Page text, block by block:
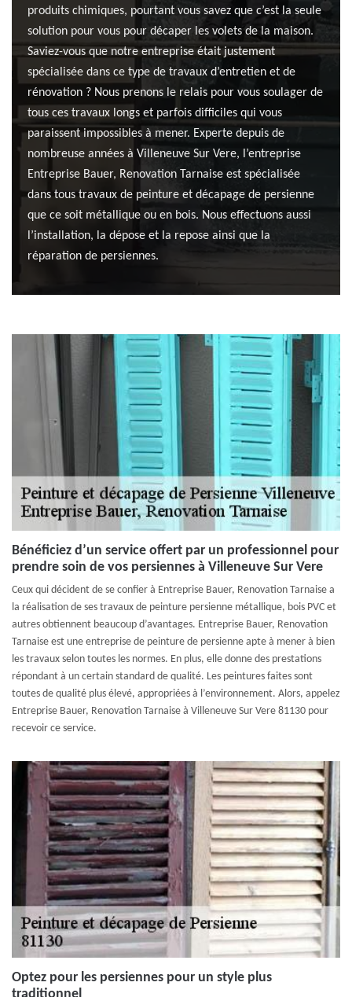
produits chimiques, pourtant vous savez que c’est la seule
solution pour vous pour décaper les volets de la maison.
Saviez-vous que notre entreprise était justement
spécialisée dans ce type de travaux d’entretien et de
rénovation ? Nous prenons le relais pour vous soulager de
tous ces travaux longs et parfois difficiles qui vous
paraissent impossibles à mener. Experte depuis de
nombreuse années à Villeneuve Sur Vere, l’entreprise
Entreprise Bauer, Renovation Tarnaise est spécialisée
dans tous travaux de peinture et décapage de persienne
que ce soit métallique ou en bois. Nous effectuons aussi
l’installation, la dépose et la repose ainsi que la
réparation de persiennes.
Bénéficiez d’un service offert par un professionnel pour
prendre soin de vos persiennes à Villeneuve Sur Vere
Ceux qui décident de se confier à Entreprise Bauer, Renovation Tarnaise a
la réalisation de ses travaux de peinture persienne métallique, bois PVC et
autres obtiennent beaucoup d’avantages. Entreprise Bauer, Renovation
Tarnaise est une entreprise de peinture de persienne apte à mener à bien
les travaux selon toutes les normes. En plus, elle donne des prestations
répondant à un certain standard de qualité. Les peintures faites sont
toutes de qualité plus élevé, appropriées à l’environnement. Alors, appelez
Entreprise Bauer, Renovation Tarnaise à Villeneuve Sur Vere 81130 pour
recevoir ce service.
Optez pour les persiennes pour un style plus